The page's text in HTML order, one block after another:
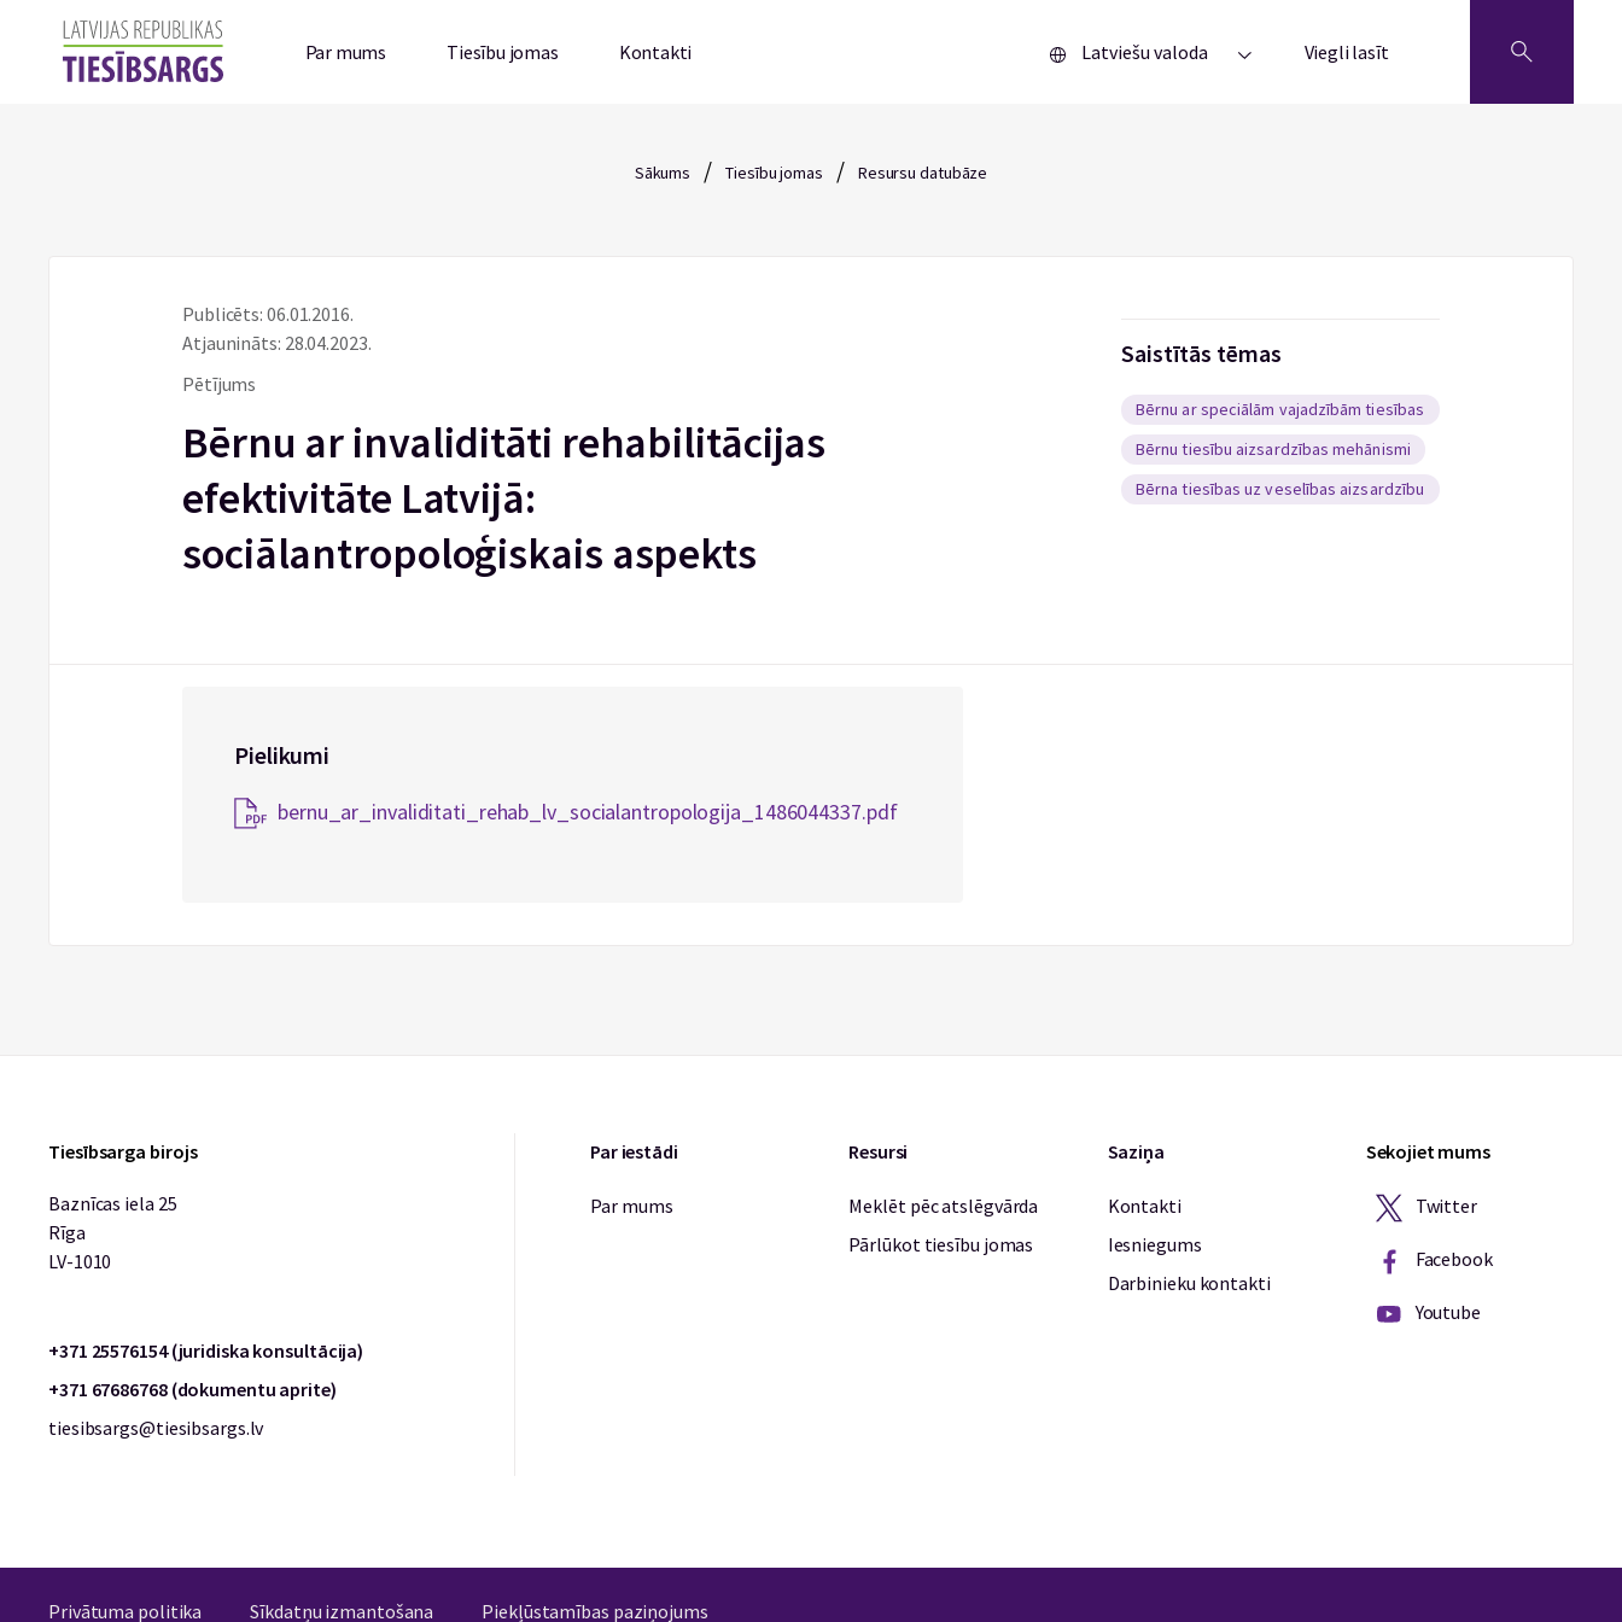
Par mums Tiesību jomas Kontakti Latviešu valoda Viegli lasīt
Sākums / Tiesību jomas / Resursu datubāze
Publicēts: 06.01.2016.
Atjaunināts: 28.04.2023.
Pētījums
Bērnu ar invaliditāti rehabilitācijas
efektivitāte Latvijā:
sociālantropoloģiskais aspekts
Saistītās tēmas
Bērnu ar speciālām vajadzībām tiesības
Bērnu tiesību aizsardzības mehānismi
Bērna tiesības uz veselības aizsardzību
Pielikumi
bernu_ar_invaliditati_rehab_lv_socialantropologija_1486044337.pdf
Tiesībsarga birojs
Baznīcas iela 25
Rīga
LV-1010
+371 25576154 (juridiska konsultācija)
+371 67686768 (dokumentu aprite)
tiesibsargs@tiesibsargs.lv
Par iestādi
Par mums
Resursi
Meklēt pēc atslēgvārda
Pārlūkot tiesību jomas
Saziņa
Kontakti
Iesniegums
Darbinieku kontakti
Sekojiet mums
Twitter
Facebook
Youtube
Privātuma politika Sīkdatņu izmantošana Piekļūstamības paziņojums